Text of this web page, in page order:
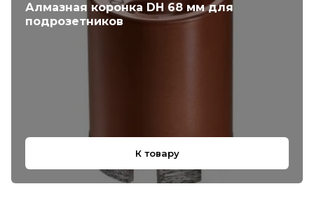
Алмазная коронка DH 68 мм для
подрозетников
К товару